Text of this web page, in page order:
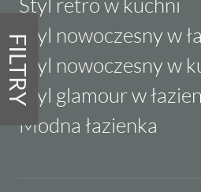
FILTRYStyl nowoczesny w
Styl nowoczesny w
Styl glamour w
Modna łazienka